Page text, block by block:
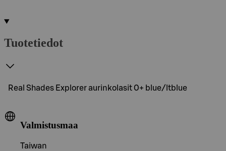
Tuotetiedot
Real Shades Explorer aurinkolasit 0+ blue/ltblue
Valmistusmaa
Taiwan